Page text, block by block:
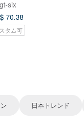
リングイヤリングノンホ
ピアス誇張
six
70.38
タム可
日本トレンド